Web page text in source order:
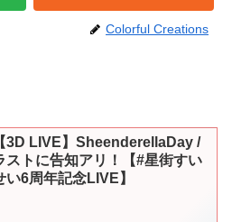
Colorful Creations
【3D LIVE】SheenderellaDay /
ストに告知アリ！【#⁠星街すい
い6周年記念LIVE】